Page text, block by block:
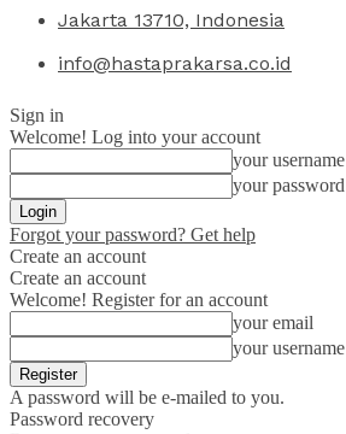
Jakarta 13710, Indonesia
info@hastaprakarsa.co.id
Sign in
Welcome! Log into your account
your username
your password
Forgot your password? Get help
Create an account
Create an account
Welcome! Register for an account
your email
your username
A password will be e-mailed to you.
Password recovery